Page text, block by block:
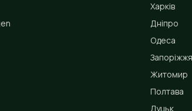
Харків
Дніпро
Одеса
Запоріжжя
Житомир
Полтава
Луцьк